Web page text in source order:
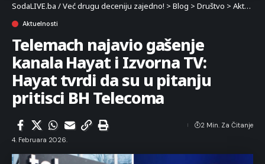
SodaLIVE.ba / Već drugu deceniju zajedno! > Blog > Društvo > Aktuelnosti
Aktuelnosti
Telemach najavio gašenje
kanala Hayat i Izvorna TV:
Hayat tvrdi da su u pitanju
pritisci BH Telecoma
4. Februara 2026.
2 Min. Za Čitanje